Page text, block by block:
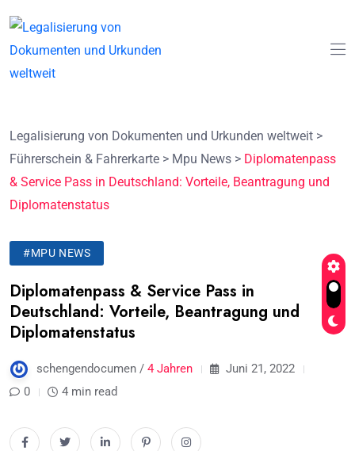
Legalisierung von Dokumenten und Urkunden weltweit >
Führerschein & Fahrerkarte > Mpu News > Diplomatenpass
& Service Pass in Deutschland: Vorteile, Beantragung und
Diplomatenstatus
#MPU NEWS
Diplomatenpass & Service Pass in
Deutschland: Vorteile, Beantragung und
Diplomatenstatus
schengendocumen / 4 Jahren
Juni 21, 2022
0
4 min read